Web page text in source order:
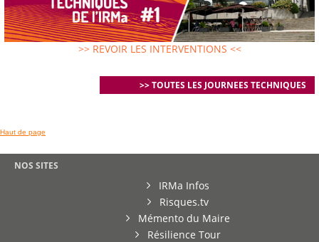
>> REVOIR LES INTERVENTIONS <<
>> TOUTES LES JOURNEES TECHNIQUES
Haut de page
NOS SITES
IRMa Infos
Risques.tv
Mémento du Maire
Résilience Tour